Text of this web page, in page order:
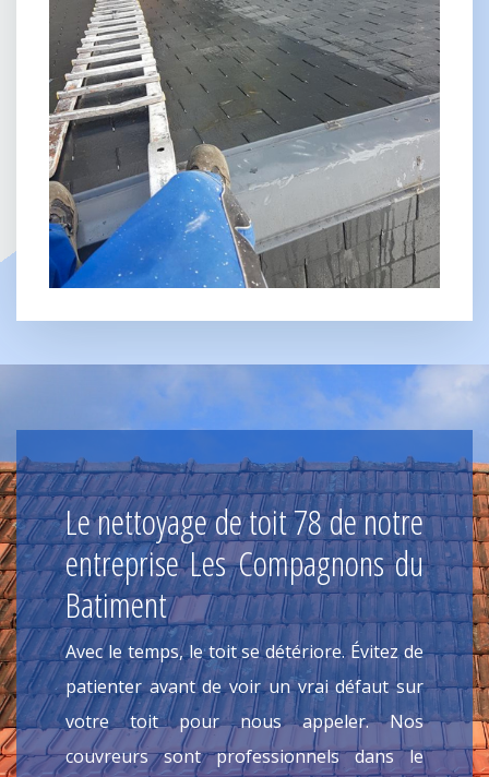
Le nettoyage de toit 78 de notre
entreprise Les Compagnons du
Batiment
Avec le temps, le toit se détériore. Évitez de
patienter avant de voir un vrai défaut sur
votre toit pour nous appeler. Nos
couvreurs sont professionnels dans le